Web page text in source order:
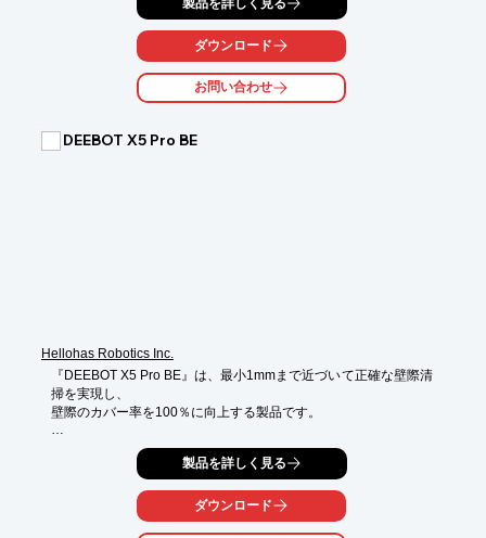
ダウンロード
お問い合わせ
DEEBOT X5 Pro BE
Hellohas Robotics Inc.
『DEEBOT X5 Pro BE』は、最小1mmまで近づいて正確な壁際清
掃を実現し、
壁際のカバー率を100％に向上する製品です。
吸引・水拭き各モードにおいて、高さ2.2cmまでの段差を横断す
可能に。よりスムーズな移動を実現しました。
毛髪除去およびフローガイド用のデュアルコームツースアレイを
製品を詳しく見る
ダウンロード